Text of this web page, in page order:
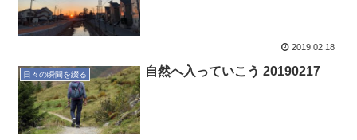
2019.02.18
日々の瞬間を綴る 自然へ入っていこう 20190217